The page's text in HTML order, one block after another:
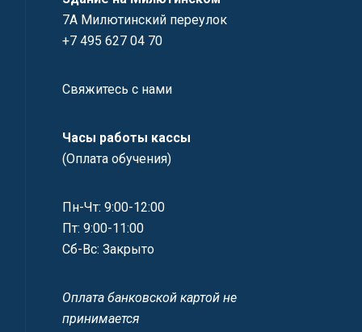
7А Милютинский переулок
+7 495 627 04 70
Свяжитесь с нами
Часы работы кассы
(Оплата обучения)
Пн-Чт: 9:00-12:00
Пт: 9:00-11:00
Сб-Вс: Закрыто
Оплата банковской картой не
принимается